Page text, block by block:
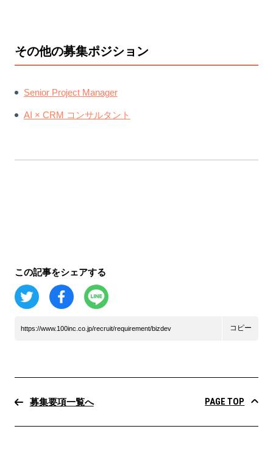
その他の募集ポジション
Senior Project Manager
AI × CRM コンサルタント
この記事をシェアする
https://www.100inc.co.jp/recruit/requirement/bizdev コピー
募集要項一覧へ PAGE TOP